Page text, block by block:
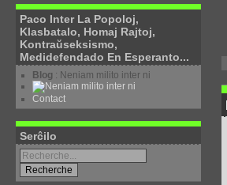
Paco Inter La Popoloj,
Klasbatalo, Homaj Rajtoj,
Kontraŭseksismo,
Medidefendado En Esperanto...
Blog : Neniam milito inter ni
Contact
Serĉilo